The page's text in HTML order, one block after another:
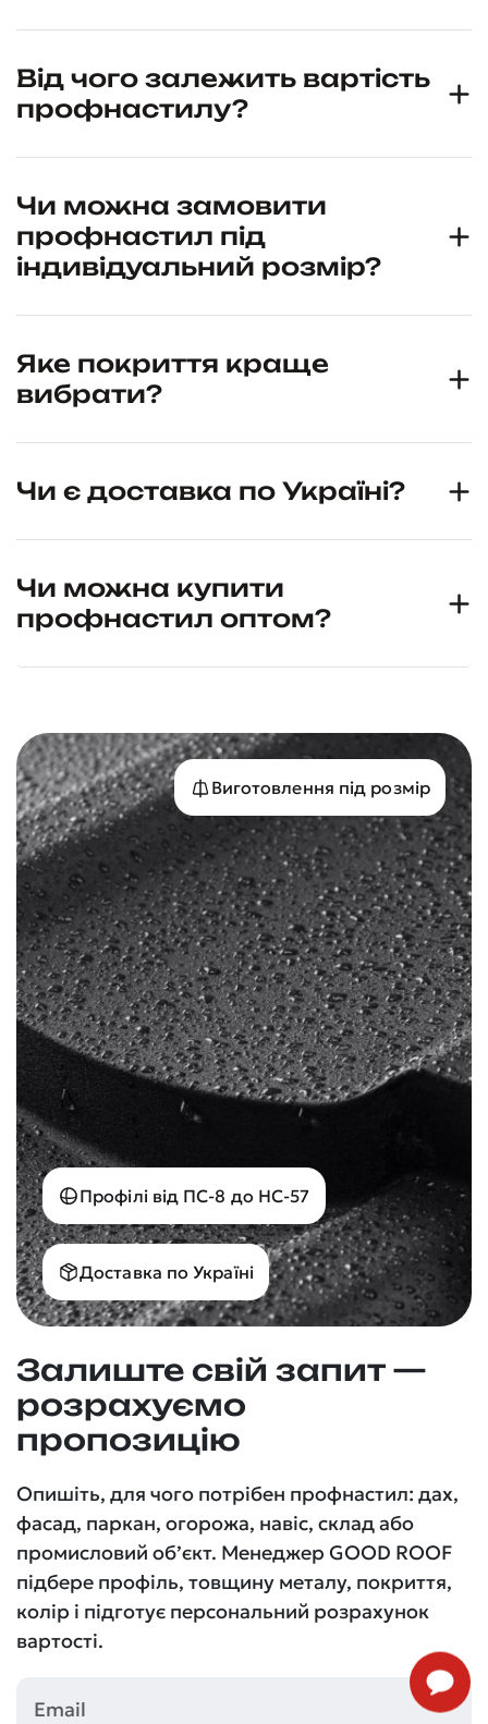
Від чого залежить вартість
профнастилу?
Чи можна замовити
профнастил під
індивідуальний розмір?
Яке покриття краще
вибрати?
Чи є доставка по Україні?
Чи можна купити
профнастил оптом?
Виготовлення під розмір
Профілі від ПС-8 до НС-57
Доставка по Україні
Залиште свій запит —
розрахуємо
пропозицію
Опишіть, для чого потрібен профнастил: дах,
фасад, паркан, огорожа, навіс, склад або
промисловий об’єкт. Менеджер GOOD ROOF
підбере профіль, товщину металу, покриття,
колір і підготує персональний розрахунок
вартості.